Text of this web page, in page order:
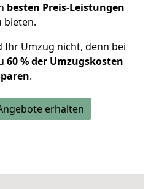
besten Preis-Leistungen
bieten.
Umzug nicht, denn bei
60 % der Umzugskosten
.
erhalten